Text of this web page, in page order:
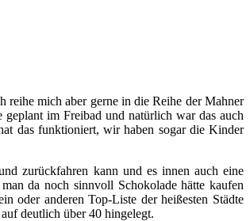
mich aber gerne in die Reihe der Mahner
im Freibad und natürlich war das auch
das funktioniert, wir haben sogar die Kinder
zurückfahren kann und es innen auch eine
da noch sinnvoll Schokolade hätte kaufen
oder anderen Top-Liste der heißesten Städte
deutlich über 40 hingelegt.